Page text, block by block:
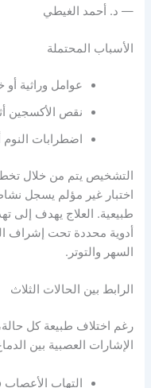
— د. أحمد الغيطي
الأسباب المحتملة
عوامل وراثية
نقص الأكسجين
اضطرابات النوم
اختبار غير مؤلم يسجل
طبيعية. العلاج يهدف إلى
أدوية محددة تحت إشراف
السهر والتوتر.
الرابط بين الحالات الثلاث
رغم اختلاف طبيعة كل
الإشارات العصبية بين
التهاب